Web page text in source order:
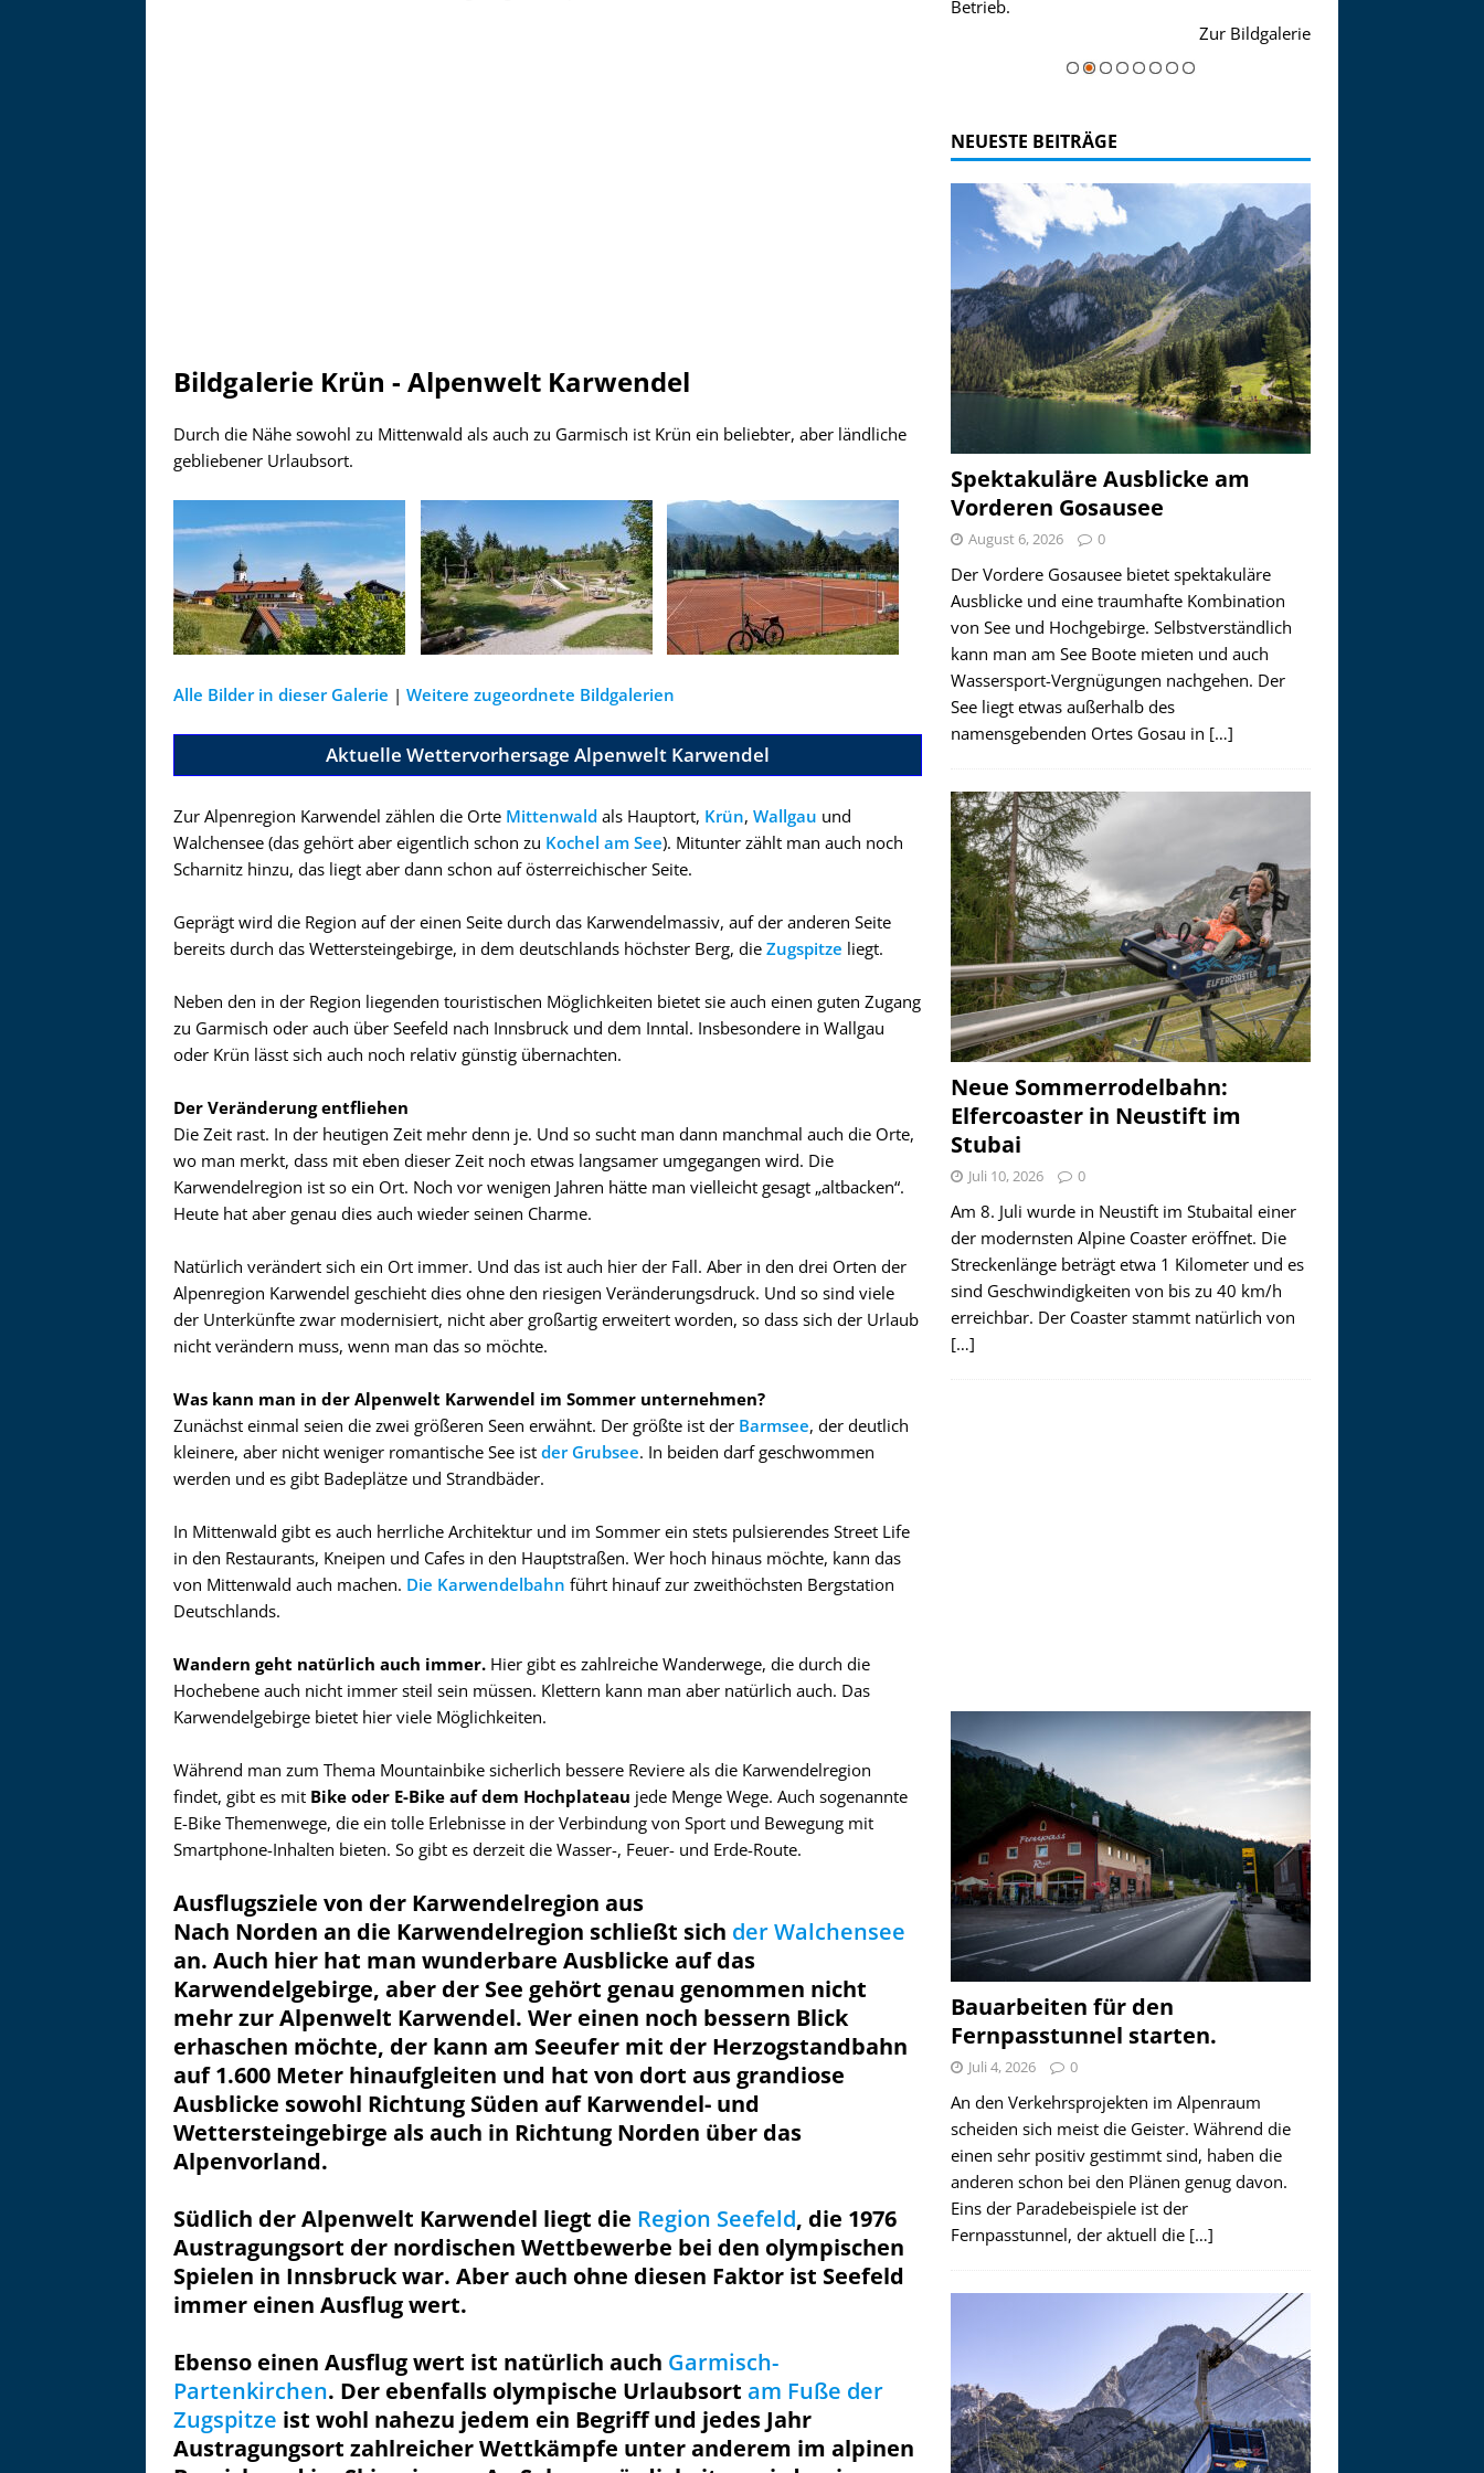
Bildgalerie Krün - Alpenwelt Karwendel
Durch die Nähe sowohl zu Mittenwald als auch zu Garmisch ist Krün ein beliebter, aber ländliche
gebliebener Urlaubsort.
Alle Bilder in dieser Galerie | Weitere zugeordnete Bildgalerien
Aktuelle Wettervorhersage Alpenwelt Karwendel
Zur Alpenregion Karwendel zählen die Orte Mittenwald als Hauptort, Krün, Wallgau und
Walchensee (das gehört aber eigentlich schon zu Kochel am See). Mitunter zählt man auch noch
Scharnitz hinzu, das liegt aber dann schon auf österreichischer Seite.
Geprägt wird die Region auf der einen Seite durch das Karwendelmassiv, auf der anderen Seite
bereits durch das Wettersteingebirge, in dem deutschlands höchster Berg, die Zugspitze liegt.
Neben den in der Region liegenden touristischen Möglichkeiten bietet sie auch einen guten Zugang
zu Garmisch oder auch über Seefeld nach Innsbruck und dem Inntal. Insbesondere in Wallgau
oder Krün lässt sich auch noch relativ günstig übernachten.
Der Veränderung entfliehen
Die Zeit rast. In der heutigen Zeit mehr denn je. Und so sucht man dann manchmal auch die Orte,
wo man merkt, dass mit eben dieser Zeit noch etwas langsamer umgegangen wird. Die
Karwendelregion ist so ein Ort. Noch vor wenigen Jahren hätte man vielleicht gesagt „altbacken“.
Heute hat aber genau dies auch wieder seinen Charme.
Natürlich verändert sich ein Ort immer. Und das ist auch hier der Fall. Aber in den drei Orten der
Alpenregion Karwendel geschieht dies ohne den riesigen Veränderungsdruck. Und so sind viele
der Unterkünfte zwar modernisiert, nicht aber großartig erweitert worden, so dass sich der Urlaub
nicht verändern muss, wenn man das so möchte.
Was kann man in der Alpenwelt Karwendel im Sommer unternehmen?
Zunächst einmal seien die zwei größeren Seen erwähnt. Der größte ist der Barmsee, der deutlich
kleinere, aber nicht weniger romantische See ist der Grubsee. In beiden darf geschwommen
werden und es gibt Badeplätze und Strandbäder.
In Mittenwald gibt es auch herrliche Architektur und im Sommer ein stets pulsierendes Street Life
in den Restaurants, Kneipen und Cafes in den Hauptstraßen. Wer hoch hinaus möchte, kann das
von Mittenwald auch machen. Die Karwendelbahn führt hinauf zur zweithöchsten Bergstation
Deutschlands.
Wandern geht natürlich auch immer. Hier gibt es zahlreiche Wanderwege, die durch die
Hochebene auch nicht immer steil sein müssen. Klettern kann man aber natürlich auch. Das
Karwendelgebirge bietet hier viele Möglichkeiten.
Während man zum Thema Mountainbike sicherlich bessere Reviere als die Karwendelregion
findet, gibt es mit Bike oder E-Bike auf dem Hochplateau jede Menge Wege. Auch sogenannte
E-Bike Themenwege, die ein tolle Erlebnisse in der Verbindung von Sport und Bewegung mit
Smartphone-Inhalten bieten. So gibt es derzeit die Wasser-, Feuer- und Erde-Route.
Ausflugsziele von der Karwendelregion aus
Nach Norden an die Karwendelregion schließt sich der Walchensee
an. Auch hier hat man wunderbare Ausblicke auf das
Karwendelgebirge, aber der See gehört genau genommen nicht
mehr zur Alpenwelt Karwendel. Wer einen noch bessern Blick
erhaschen möchte, der kann am Seeufer mit der Herzogstandbahn
auf 1.600 Meter hinaufgleiten und hat von dort aus grandiose
Ausblicke sowohl Richtung Süden auf Karwendel- und
Wettersteingebirge als auch in Richtung Norden über das
Alpenvorland.
Südlich der Alpenwelt Karwendel liegt die Region Seefeld, die 1976
Austragungsort der nordischen Wettbewerbe bei den olympischen
Spielen in Innsbruck war. Aber auch ohne diesen Faktor ist Seefeld
immer einen Ausflug wert.
Ebenso einen Ausflug wert ist natürlich auch Garmisch-
Partenkirchen. Der ebenfalls olympische Urlaubsort am Fuße der
Zugspitze ist wohl nahezu jedem ein Begriff und jedes Jahr
Austragungsort zahlreicher Wettkämpfe unter anderem im alpinen
Betrieb.
Zur Bildgaleriemajestätisch...
Zur Bildgalerie
NEUESTE BEITRÄGE
Spektakuläre Ausblicke am
Vorderen Gosausee
August 6, 2026 0
Der Vordere Gosausee bietet spektakuläre
Ausblicke und eine traumhafte Kombination
von See und Hochgebirge. Selbstverständlich
kann man am See Boote mieten und auch
Wassersport-Vergnügungen nachgehen. Der
See liegt etwas außerhalb des
namensgebenden Ortes Gosau in […]
Neue Sommerrodelbahn:
Elfercoaster in Neustift im
Stubai
Juli 10, 2026 0
Am 8. Juli wurde in Neustift im Stubaital einer
der modernsten Alpine Coaster eröffnet. Die
Streckenlänge beträgt etwa 1 Kilometer und es
sind Geschwindigkeiten von bis zu 40 km/h
erreichbar. Der Coaster stammt natürlich von
[…]
Bauarbeiten für den
Fernpasstunnel starten.
Juli 4, 2026 0
An den Verkehrsprojekten im Alpenraum
scheiden sich meist die Geister. Während die
einen sehr positiv gestimmt sind, haben die
anderen schon bei den Plänen genug davon.
Eins der Paradebeispiele ist der
Fernpasstunnel, der aktuell die […]